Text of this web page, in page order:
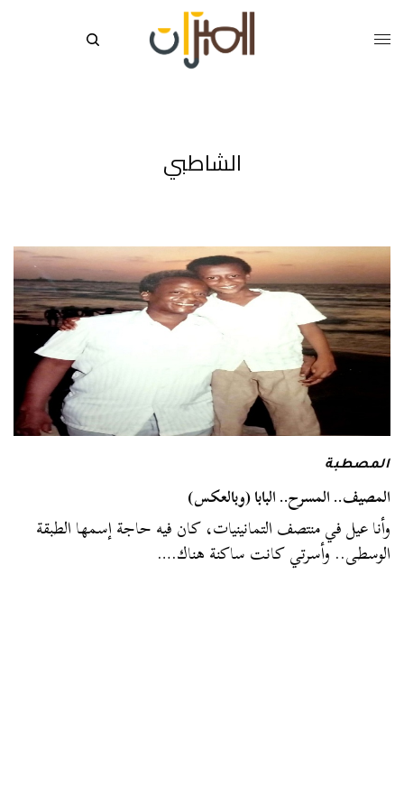
الشاطبي
المصطبة
المصيف.. المسرح.. البابا (وبالعكس)
وأنا عيل في منتصف التمانينيات، كان فيه حاجة إسمها الطبقة
الوسطى.. وأسرتي كانت ساكنة هناك.…